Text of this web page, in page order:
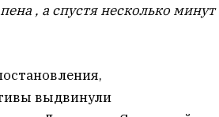
, а спустя несколько минут
выдвинули